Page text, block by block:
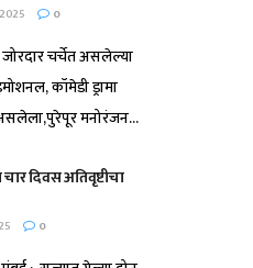
0
चर्चेत असलेल्या
कॉमेडी ड्रामा
मनोरंजन...
दिवस अतिवृष्टीचा
0